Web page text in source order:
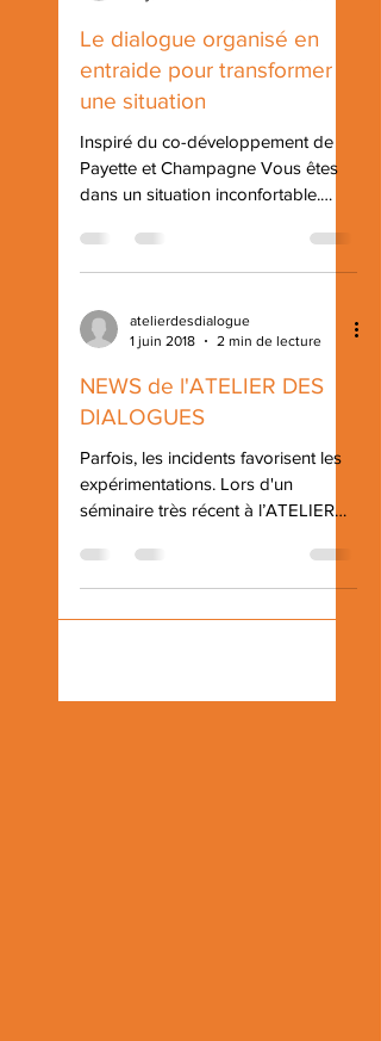
Le dialogue organisé en
entraide pour transformer
une situation
Inspiré du co-développement de
Payette et Champagne Vous êtes
dans un situation inconfortable.
le...
atelierdesdialogue
1 juin 2018
2 min de lecture
NEWS de l'ATELIER DES
DIALOGUES
Parfois, les incidents favorisent les
expérimentations. Lors d'un
séminaire très récent à l’ATELIER
séquence...